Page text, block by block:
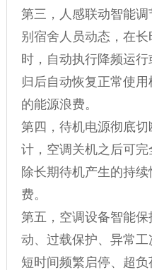
第三，人感联动智能
别宿舍人员动态，在
时，自动执行降频运
归后自动恢复正常使
的能源浪费。
第四，待机电源彻底
计，空调关机之后可
除长期待机产生的持
费。
第五，空调设备智能
动、过载保护、异常
短时间频繁启停、超负